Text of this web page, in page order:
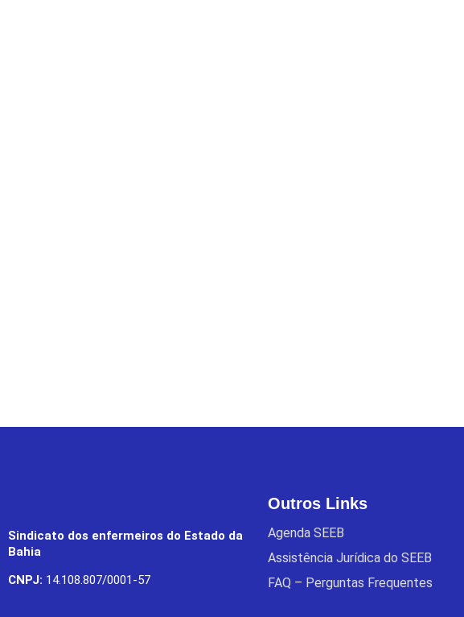
Sindicato dos enfermeiros do Estado da
Bahia
CNPJ: 14.108.807/0001-57
Outros Links
Agenda SEEB
Assistência Jurídica do SEEB
FAQ – Perguntas Frequentes